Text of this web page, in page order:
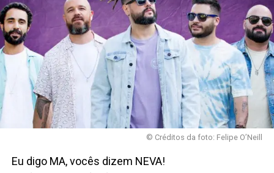
© Créditos da foto: Felipe O’Neill
Eu digo MA, vocês dizem NEVA!